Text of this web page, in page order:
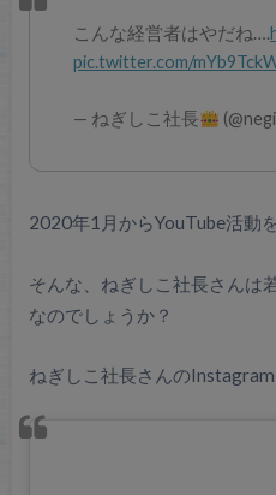
こんな経営者はやだね….
pic.twitter.com/
— ねぎしこ社長
2020年1月からYouTube活動
そんな、ねぎしこ社長さんは
なのでしょうか？
ねぎしこ社長さんの